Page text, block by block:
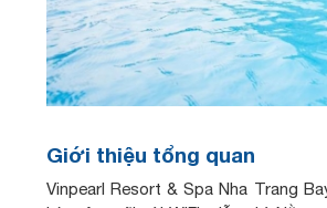
Giới thiệu tổng quan
Vinpearl Resort & Spa Nha Trang